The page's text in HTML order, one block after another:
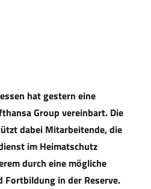
hat gestern eine
Group vereinbart. Die
dabei Mitarbeitende, die
im Heimatschutz
durch eine mögliche
in der Reserve.